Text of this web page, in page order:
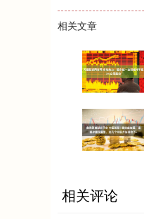
相关文章
相关评论